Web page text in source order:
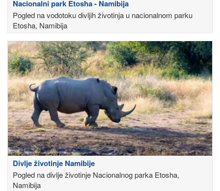
Nacionalni park Etosha - Namibija
Pogled na vodotoku divljih životinja u nacionalnom parku
Etosha, Namibija
Divlje životinje Namibije
Pogled na divlje životinje Nacionalnog parka Etosha,
Namibija